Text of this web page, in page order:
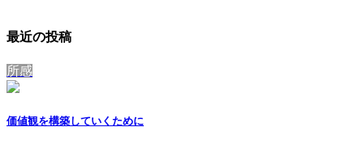
最近の投稿
所感
価値観を構築していくために